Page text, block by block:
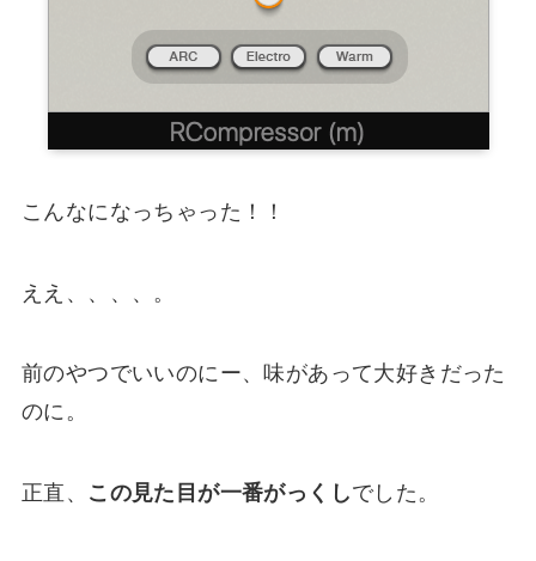
こんなになっちゃった！！
ええ、、、、。
前のやつでいいのにー、味があって大好きだった
のに。
正直、 この見た目が一番がっくしでした。